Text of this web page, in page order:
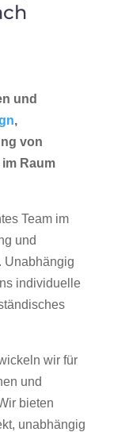
und
,
von
Raum
Team im
und
Unabhängig
individuelle
wir für
und
bieten
unabhängig